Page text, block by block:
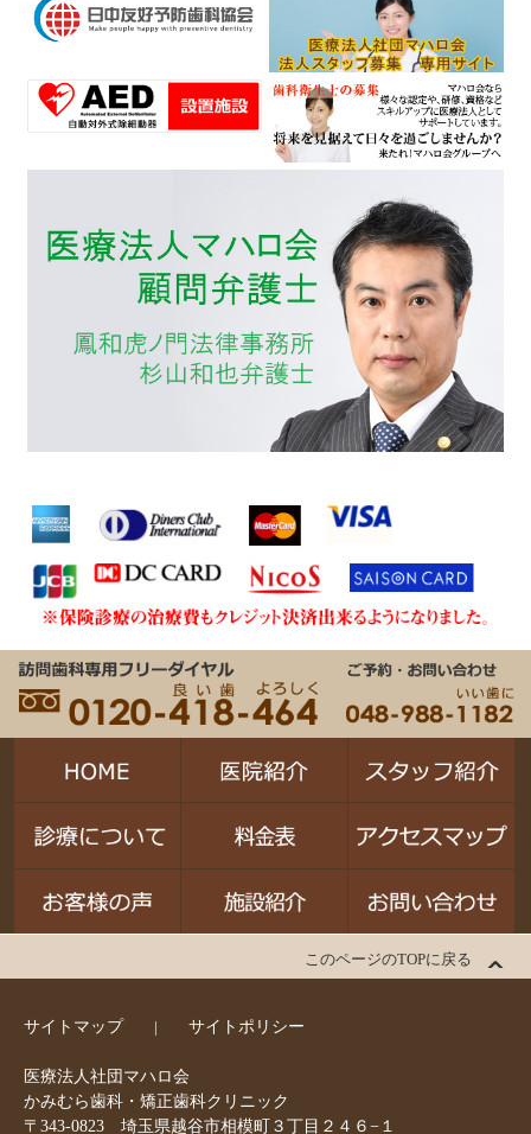
このページのTOPに戻る
サイトマップ サイトポリシー
医療法人社団マハロ会
かみむら歯科・矯正歯科クリニック
〒343-0823 埼玉県越谷市相模町３丁目２４６−１